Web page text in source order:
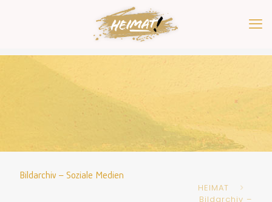
Bildarchiv – Soziale Medien
HEIMAT
Bildarchiv –